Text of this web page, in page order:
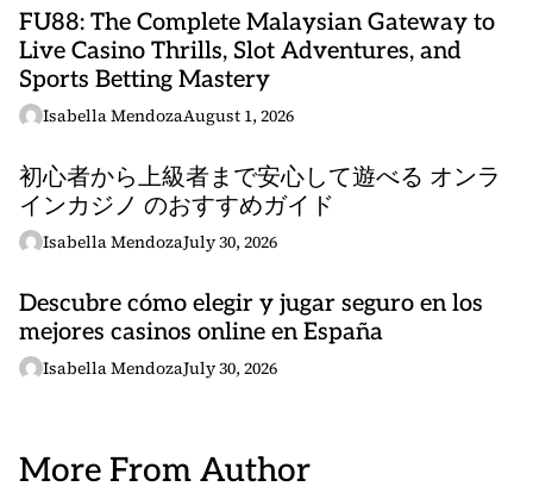
FU88: The Complete Malaysian Gateway to
Live Casino Thrills, Slot Adventures, and
Sports Betting Mastery
Isabella MendozaAugust 1, 2026
初心者から上級者まで安心して遊べる オンラ
インカジノ のおすすめガイド
Isabella MendozaJuly 30, 2026
Descubre cómo elegir y jugar seguro en los
mejores casinos online en España
Isabella MendozaJuly 30, 2026
More From Author